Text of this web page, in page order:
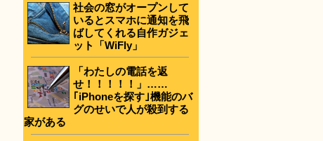
社会の窓がオープンして
いるとスマホに通知を飛
ばしてくれる自作ガジェ
ット「WiFly」
「わたしの電話を返
せ！！！！！」……
｢iPhoneを探す｣機能のバ
グのせいで人が殺到する
家がある